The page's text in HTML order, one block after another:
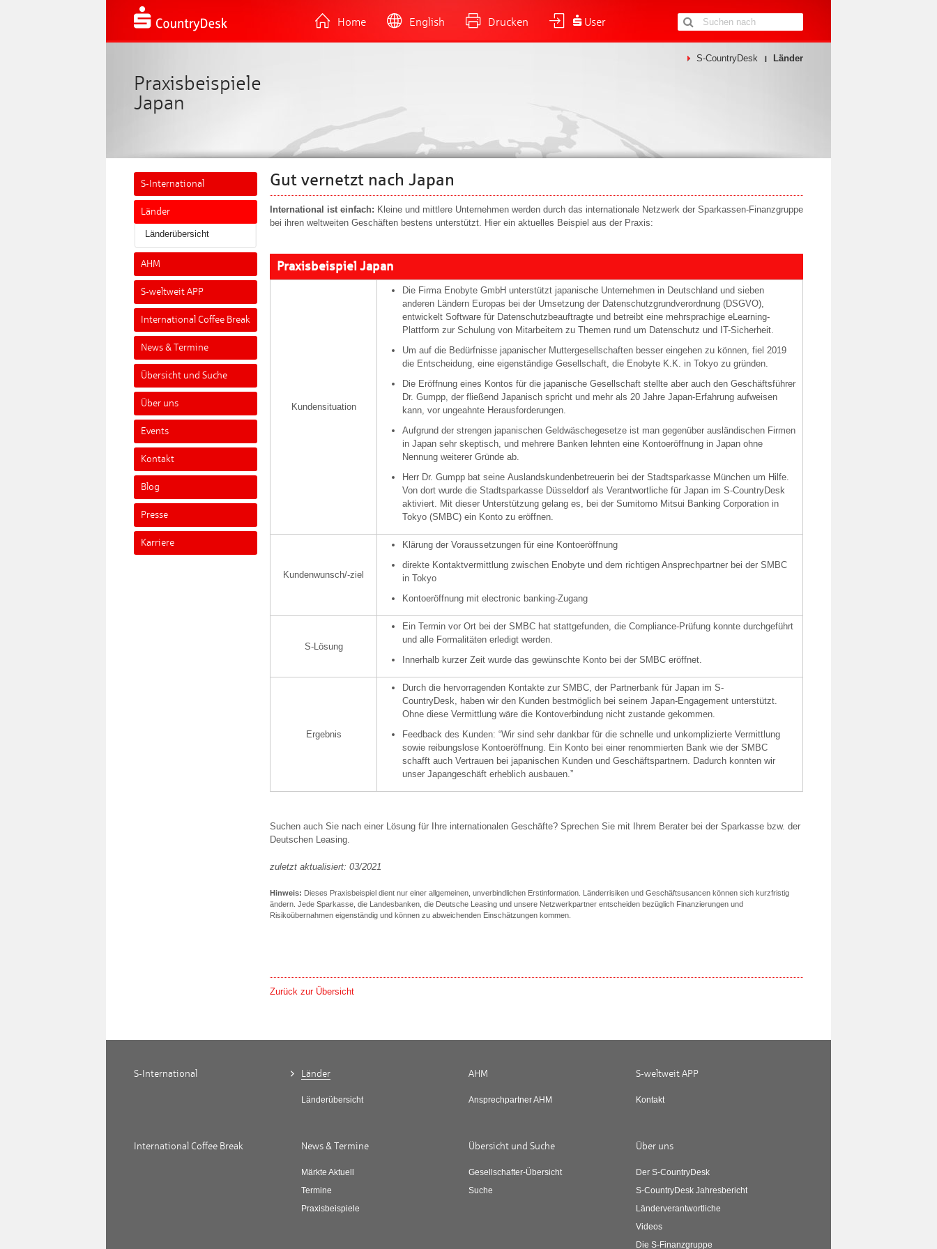
Home English Drucken User
S-CountryDesk Länder
Praxisbeispiele
Japan
Gut vernetzt nach Japan
International ist einfach: Kleine und mittlere Unternehmen werden durch das internationale Netzwerk der Sparkassen-Finanzgruppe
bei ihren weltweiten Geschäften bestens unterstützt. Hier ein aktuelles Beispiel aus der Praxis:
Praxisbeispiel Japan
Kundensituation
Die Firma Enobyte GmbH unterstützt japanische Unternehmen in Deutschland und sieben
anderen Ländern Europas bei der Umsetzung der Datenschutzgrundverordnung (DSGVO),
entwickelt Software für Datenschutzbeauftragte und betreibt eine mehrsprachige eLearning-
Plattform zur Schulung von Mitarbeitern zu Themen rund um Datenschutz und IT-Sicherheit.
Um auf die Bedürfnisse japanischer Muttergesellschaften besser eingehen zu können, fiel 2019
die Entscheidung, eine eigenständige Gesellschaft, die Enobyte K.K. in Tokyo zu gründen.
Die Eröffnung eines Kontos für die japanische Gesellschaft stellte aber auch den Geschäftsführer
Dr. Gumpp, der fließend Japanisch spricht und mehr als 20 Jahre Japan-Erfahrung aufweisen
kann, vor ungeahnte Herausforderungen.
Aufgrund der strengen japanischen Geldwäschegesetze ist man gegenüber ausländischen Firmen
in Japan sehr skeptisch, und mehrere Banken lehnten eine Kontoeröffnung in Japan ohne
Nennung weiterer Gründe ab.
Herr Dr. Gumpp bat seine Auslandskundenbetreuerin bei der Stadtsparkasse München um Hilfe.
Von dort wurde die Stadtsparkasse Düsseldorf als Verantwortliche für Japan im S-CountryDesk
aktiviert. Mit dieser Unterstützung gelang es, bei der Sumitomo Mitsui Banking Corporation in
Tokyo (SMBC) ein Konto zu eröffnen.
Kundenwunsch/-ziel
Klärung der Voraussetzungen für eine Kontoeröffnung
direkte Kontaktvermittlung zwischen Enobyte und dem richtigen Ansprechpartner bei der SMBC
in Tokyo
Kontoeröffnung mit electronic banking-Zugang
S-Lösung
Ein Termin vor Ort bei der SMBC hat stattgefunden, die Compliance-Prüfung konnte durchgeführt
und alle Formalitäten erledigt werden.
Innerhalb kurzer Zeit wurde das gewünschte Konto bei der SMBC eröffnet.
Ergebnis
Durch die hervorragenden Kontakte zur SMBC, der Partnerbank für Japan im S-
CountryDesk, haben wir den Kunden bestmöglich bei seinem Japan-Engagement unterstützt.
Ohne diese Vermittlung wäre die Kontoverbindung nicht zustande gekommen.
Feedback des Kunden: “Wir sind sehr dankbar für die schnelle und unkomplizierte Vermittlung
sowie reibungslose Kontoeröffnung. Ein Konto bei einer renommierten Bank wie der SMBC
schafft auch Vertrauen bei japanischen Kunden und Geschäftspartnern. Dadurch konnten wir
unser Japangeschäft erheblich ausbauen.”
Suchen auch Sie nach einer Lösung für Ihre internationalen Geschäfte? Sprechen Sie mit Ihrem Berater bei der Sparkasse bzw. der
Deutschen Leasing.
zuletzt aktualisiert: 03/2021
Hinweis: Dieses Praxisbeispiel dient nur einer allgemeinen, unverbindlichen Erstinformation. Länderrisiken und Geschäftsusancen können sich kurzfristig
ändern. Jede Sparkasse, die Landesbanken, die Deutsche Leasing und unsere Netzwerkpartner entscheiden bezüglich Finanzierungen und
Risikoübernahmen eigenständig und können zu abweichenden Einschätzungen kommen.
Zurück zur Übersicht
S-International
Länder
Länderübersicht
AHM
S-weltweit APP
International Coffee Break
News & Termine
Übersicht und Suche
Über uns
Events
Kontakt
Blog
Presse
Karriere
S-International Länder
Länderübersicht
AHM
Ansprechpartner AHM
S-weltweit APP
Kontakt
International Coffee Break News & Termine
Märkte Aktuell
Termine
Praxisbeispiele
Übersicht und Suche
Gesellschafter-Übersicht
Suche
Über uns
Der S-CountryDesk
S-CountryDesk Jahresbericht
Länderverantwortliche
Videos
Die S-Finanzgruppe